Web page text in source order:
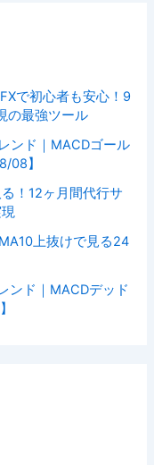
で初心者も安心！9
の最強ツール
ンド｜MACDゴール
08】
！12ヶ月間代行サ
上抜けで見る24
ンド｜MACDデッド